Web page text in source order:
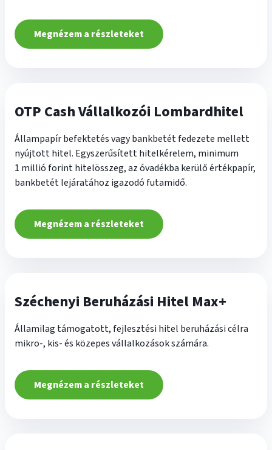
Megnézem a részleteket
OTP Cash Vállalkozói Lombardhitel
Állampapír befektetés vagy bankbetét fedezete mellett
nyújtott hitel. Egyszerűsített hitelkérelem, minimum
1 millió forint hitelösszeg, az óvadékba kerülő értékpapír,
bankbetét lejáratához igazodó futamidő.
Megnézem a részleteket
Széchenyi Beruházási Hitel Max+
Államilag támogatott, fejlesztési hitel beruházási célra
mikro-, kis- és közepes vállalkozások számára.
Megnézem a részleteket